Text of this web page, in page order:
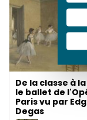
De la classe à
le ballet de
Paris vu par
Degas